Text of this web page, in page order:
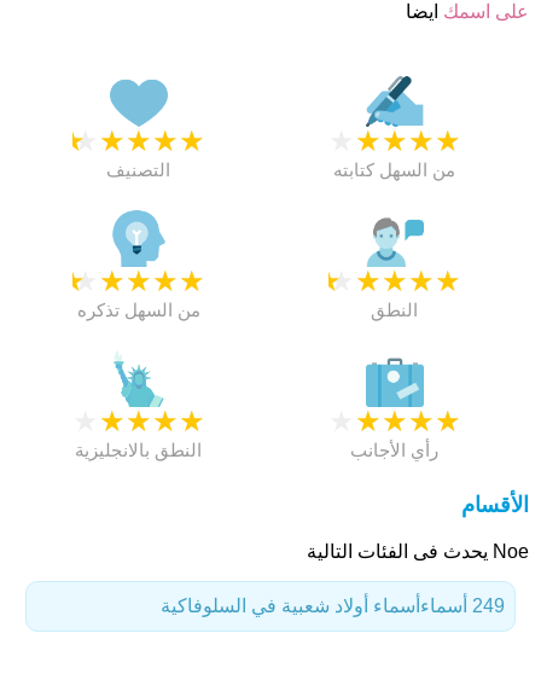
على اسمك ايضا
★
★
★
★
★
التصنيف
★
★
★
★
من السهل كتابته
★
★
★
★
★
من السهل تذكره
★
★
★
★
★
النطق
★
★
★
★
النطق بالانجليزية
★
★
★
★
رأي الأجانب
الأقسام
Noe يحدث فى الفئات التالية
أسماء أولاد شعبية في السلوفاكية 249 أسماء